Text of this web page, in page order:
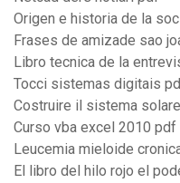
Origen e historia de la
Frases de amizade sao
Libro tecnica de la
Tocci sistemas digitais
Costruire il sistema
Curso vba excel 2010 pdf
Leucemia mieloide
El libro del hilo rojo el